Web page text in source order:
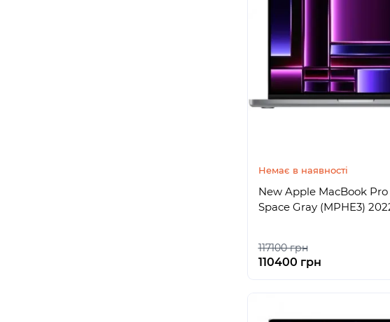
Немає в наявності
New Apple MacBook Pro
Space Gray (MPHE3)
117100 грн
110400 грн